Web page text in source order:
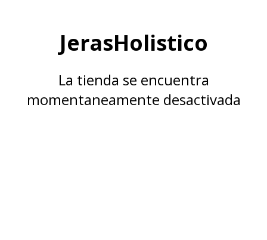
JerasHolistico
La tienda se encuentra
momentaneamente desactivada